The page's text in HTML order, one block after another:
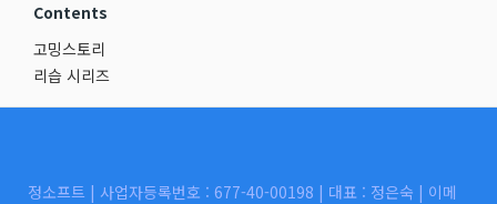
Contents
고밍스토리
리습 시리즈
정소프트 | 사업자등록번호 : 677-40-00198 | 대표 : 정은숙 | 이메